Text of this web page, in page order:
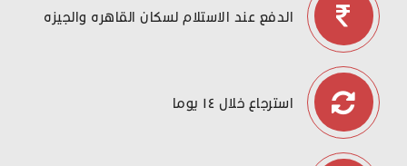
الدفع عند الاستلام لسكان القاهره والجيزه
استرجاع خلال ١٤ يوما